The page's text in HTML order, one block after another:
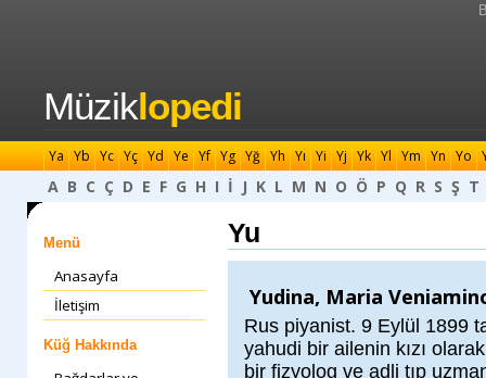
Müziklopedi
Ya Yb Yc Yç Yd Ye Yf Yg Yğ Yh Yı Yi Yj Yk Yl Ym Yn Yo
A B C Ç D E F G H I İ J K L M N O Ö P Q R S Ş T
Menü
Anasayfa
İletişim
Küğ Hakkında
Yu
Yudina, Maria
Rus piyanist. 9 Eylül 1899
yahudi bir ailenin kızı
bir fizyolog ve adli tıp